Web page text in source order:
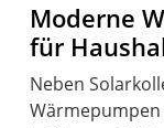
Moderne
für
Neben